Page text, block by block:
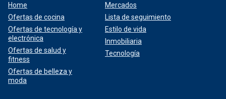
Home
Ofertas de cocina
Ofertas de tecnología y
electrónica
Ofertas de salud y
fitness
Ofertas de belleza y
moda
Mercados
Lista de seguimiento
Estilo de vida
Inmobiliaria
Tecnología